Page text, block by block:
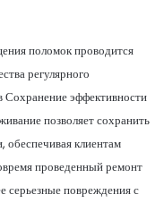
поломок проводится
регулярного
Сохранение эффективности
позволяет сохранить
клиентам
проведенный ремонт
серьезные повреждения с